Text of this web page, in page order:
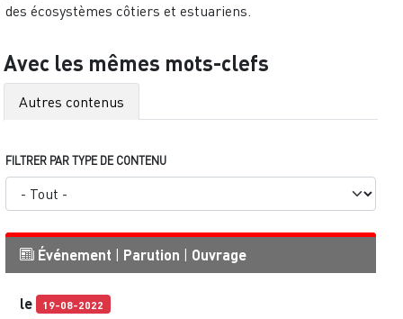
des écosystèmes côtiers et estuariens.
Avec les mêmes mots-clefs
Autres contenus
FILTRER PAR TYPE DE CONTENU
Événement | Parution | Ouvrage
le 19-08-2022